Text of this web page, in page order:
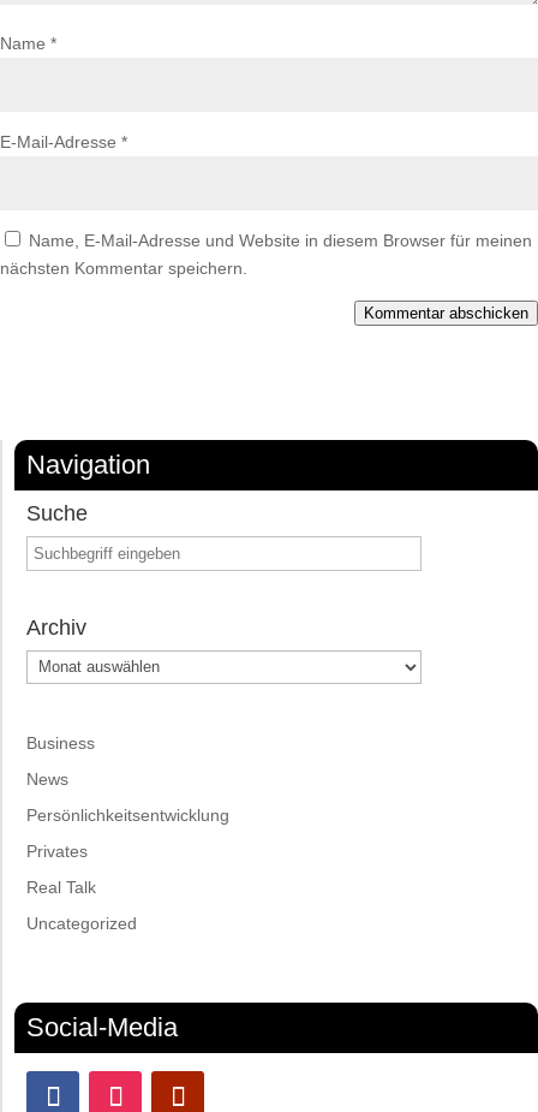
Name *
E-Mail-Adresse *
Name, E-Mail-Adresse und Website in diesem Browser für meinen
nächsten Kommentar speichern.
Kommentar abschicken
Navigation
Suche
Archiv
Archiv
Business
News
Persönlichkeitsentwicklung
Privates
Real Talk
Uncategorized
Social-Media